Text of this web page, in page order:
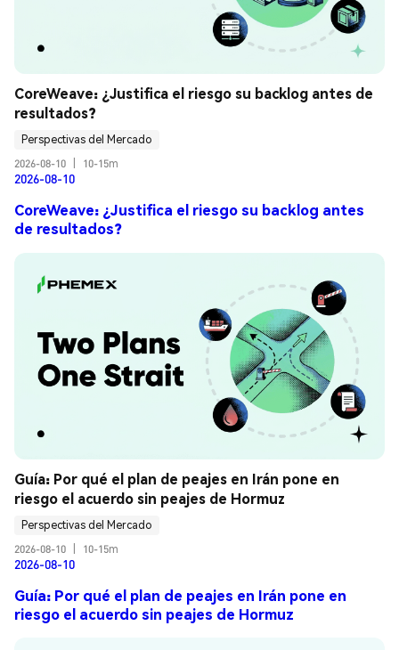
CoreWeave: ¿Justifica el riesgo su backlog antes de
resultados?
Perspectivas del Mercado
2026-08-10
10-15m
2026-08-10
CoreWeave: ¿Justifica el riesgo su backlog antes
de resultados?
Guía: Por qué el plan de peajes en Irán pone en
riesgo el acuerdo sin peajes de Hormuz
Perspectivas del Mercado
2026-08-10
10-15m
2026-08-10
Guía: Por qué el plan de peajes en Irán pone en
riesgo el acuerdo sin peajes de Hormuz